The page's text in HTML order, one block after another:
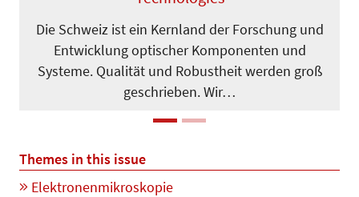
Die Schweiz ist ein Kernland der For­schung und
Entwicklung optischer Komponenten und
Systeme. Qualität und Robustheit werden groß
geschrieben. Wir…
Themes in this issue
Elektronenmikroskopie